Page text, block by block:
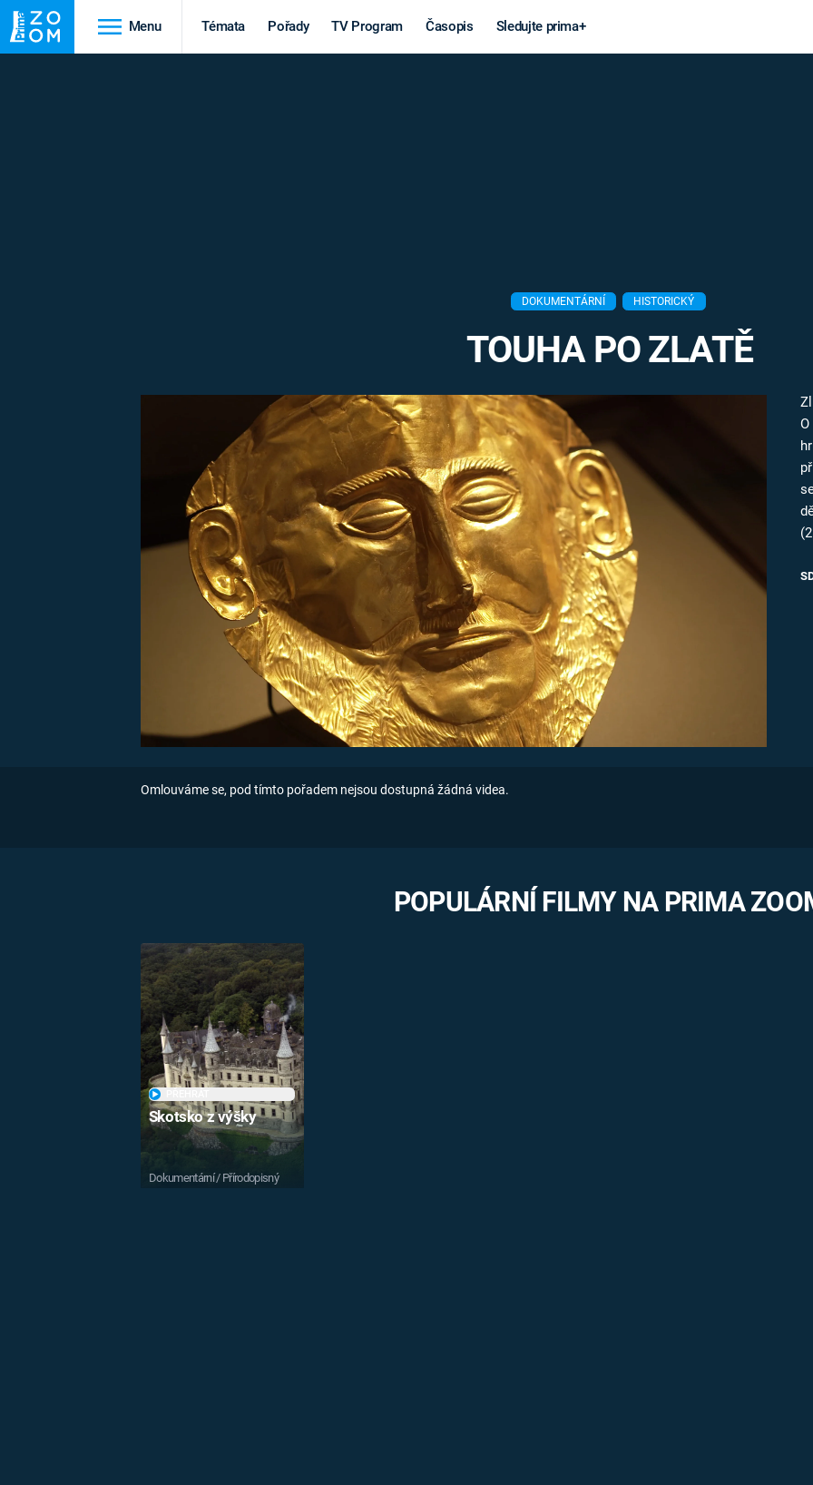
Menu Témata Pořady TV Program Časopis Sledujte prima+
PRVNÍ SVĚTOVÁ
MARIE TEREZIE
NAPOLEON
BONAPARTE
BRITSKÁ
KRÁLOVSKÁ
RODINA
konspirace
UFO A
MIMOZEMŠŤANÉ
UTAJENÉ PŘÍBĚHY
ČESKÝCH DĚJIN
ALTERNATIVNÍ
HISTORIE
FILMY
HORORY
DOKUMENTÁRNÍ HISTORICKÝ
TOUHA PO ZLATĚ
Omlouváme se, pod tímto pořadem nejsou dostupná žádná videa.
POPULÁRNÍ FILMY NA PRIMA
Skotsko z výšky
Dokumentární / Přírodopisný